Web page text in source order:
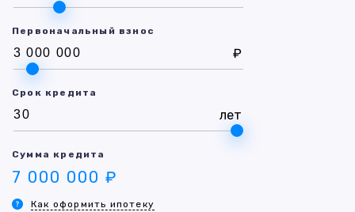
Первоначальный взнос
₽
Срок кредита
лет
Сумма кредита
7 000 000 ₽
Как оформить ипотеку